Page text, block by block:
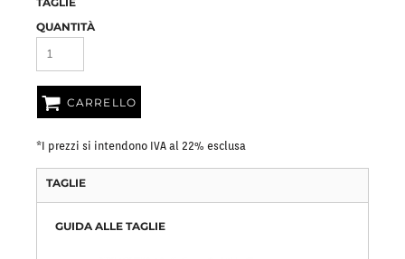
QUANTITÀ
CARRELLO
*I prezzi si intendono IVA al 22% esclusa
TAGLIE
GUIDA ALLE TAGLIE